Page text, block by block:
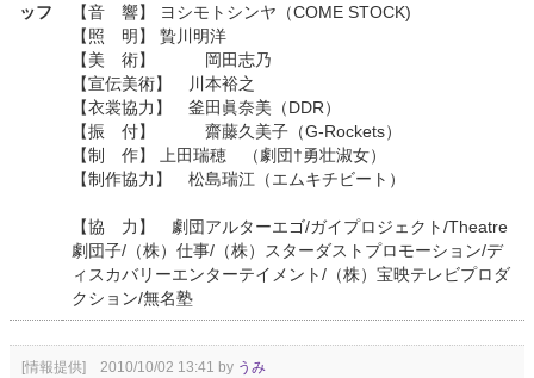
ッフ
【音 響】 ヨシモトシンヤ（COME STOCK)
【照 明】 贄川明洋
【美 術】 岡田志乃
【宣伝美術】 川本裕之
【衣裳協力】 釜田眞奈美（DDR）
【振 付】 齋藤久美子（G-Rockets）
【制 作】 上田瑞穂 （劇団†勇壮淑女）
【制作協力】 松島瑞江（エムキチビート）
【協 力】 劇団アルターエゴ/ガイプロジェクト/Theatre
劇団子/（株）仕事/（株）スターダストプロモーション/デ
ィスカバリーエンターテイメント/（株）宝映テレビプロダ
クション/無名塾
[情報提供] 2010/10/02 13:41 by うみ